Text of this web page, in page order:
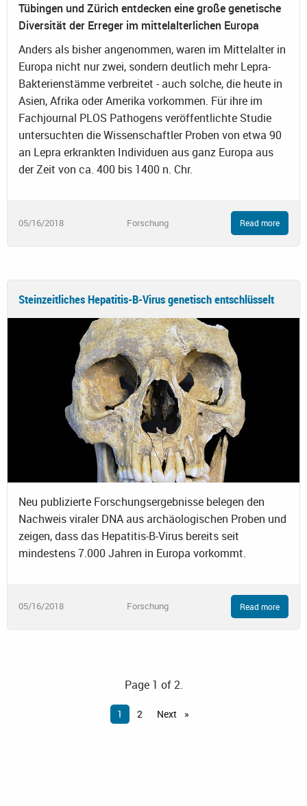
Tübingen und Zürich entdecken eine große genetische
Diversität der Erreger im mittelalterlichen Europa
Anders als bisher angenommen, waren im Mittelalter in
Europa nicht nur zwei, sondern deutlich mehr Lepra-
Bakterienstämme verbreitet - auch solche, die heute in
Asien, Afrika oder Amerika vorkommen. Für ihre im
Fachjournal PLOS Pathogens veröffentlichte Studie
untersuchten die Wissenschaftler Proben von etwa 90
an Lepra erkrankten Individuen aus ganz Europa aus
der Zeit von ca. 400 bis 1400 n. Chr.
05/16/2018 Forschung Read more
Steinzeitliches Hepatitis-B-Virus genetisch entschlüsselt
Neu publizierte Forschungsergebnisse belegen den
Nachweis viraler DNA aus archäologischen Proben und
zeigen, dass das Hepatitis-B-Virus bereits seit
mindestens 7.000 Jahren in Europa vorkommt.
05/16/2018 Forschung Read more
Page 1 of 2.
1 2 Next